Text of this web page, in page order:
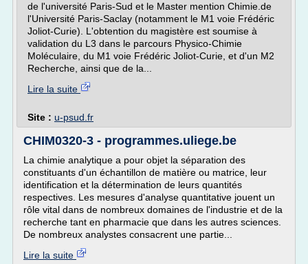
de l'université Paris-Sud et le Master mention Chimie.de
l'Université Paris-Saclay (notamment le M1 voie Frédéric
Joliot-Curie). L'obtention du magistère est soumise à
validation du L3 dans le parcours Physico-Chimie
Moléculaire, du M1 voie Frédéric Joliot-Curie, et d'un M2
Recherche, ainsi que de la...
Lire la suite
Site : u-psud.fr
CHIM0320-3 - programmes.uliege.be
La chimie analytique a pour objet la séparation des
constituants d'un échantillon de matière ou matrice, leur
identification et la détermination de leurs quantités
respectives. Les mesures d'analyse quantitative jouent un
rôle vital dans de nombreux domaines de l'industrie et de la
recherche tant en pharmacie que dans les autres sciences.
De nombreux analystes consacrent une partie...
Lire la suite